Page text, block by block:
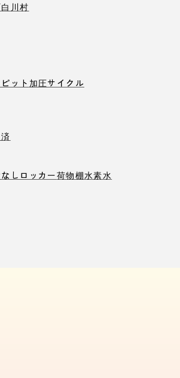
白川村
ット 加圧サイクル
しロッカー荷物棚水素水